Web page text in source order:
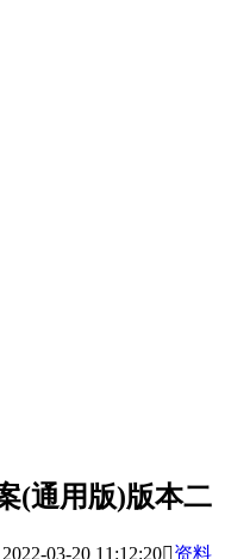
(通用版)版本二
03-20 11:12:20资料